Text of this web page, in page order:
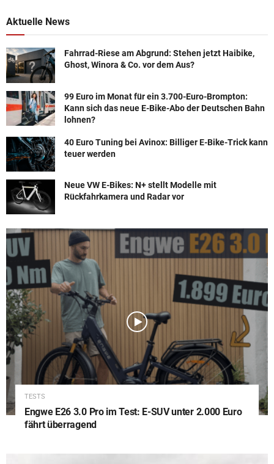
Aktuelle News
Fahrrad-Riese am Abgrund: Stehen jetzt Haibike,
Ghost, Winora & Co. vor dem Aus?
99 Euro im Monat für ein 3.700-Euro-Brompton:
Kann sich das neue E-Bike-Abo der Deutschen Bahn
lohnen?
40 Euro Tuning bei Avinox: Billiger E-Bike-Trick kann
teuer werden
Neue VW E-Bikes: N+ stellt Modelle mit
Rückfahrkamera und Radar vor
TESTS
Engwe E26 3.0 Pro im Test: E-SUV unter 2.000 Euro
fährt überragend